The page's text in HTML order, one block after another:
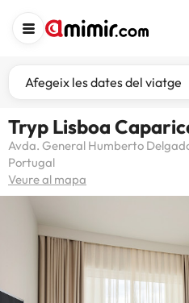
Afegeix les dates del viatge
Tryp Lisboa
Avda. General Humberto
Portugal
Veure al mapa